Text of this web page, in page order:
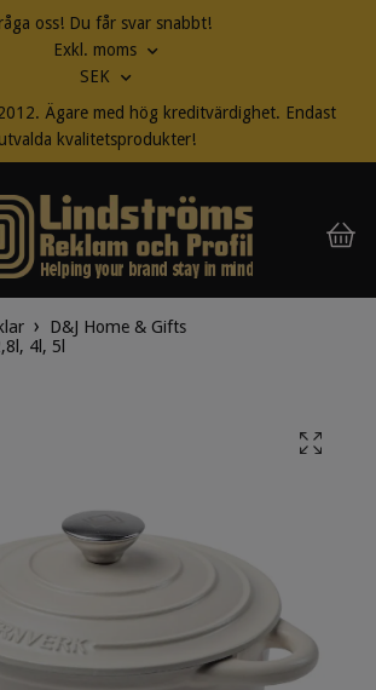
oss! Du får svar snabbt!
Exkl. moms
SEK
Ägare med hög kreditvärdighet. Endast
kvalitetsprodukter!
D&J Home & Gifts
4l, 5l